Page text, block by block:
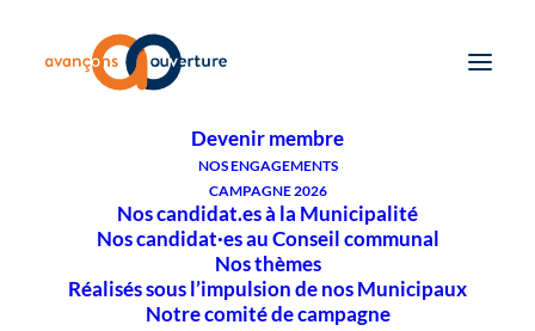
Notre comité
Devenir membre
NOS ENGAGEMENTS
CAMPAGNE 2026
Nos candidat.es à la Municipalité
Nos candidat·es au Conseil communal
Nos thèmes
Réalisés sous l’impulsion de nos Municipaux
Notre comité de campagne
Nos candidat·es au Conseil
communal 2021-2026